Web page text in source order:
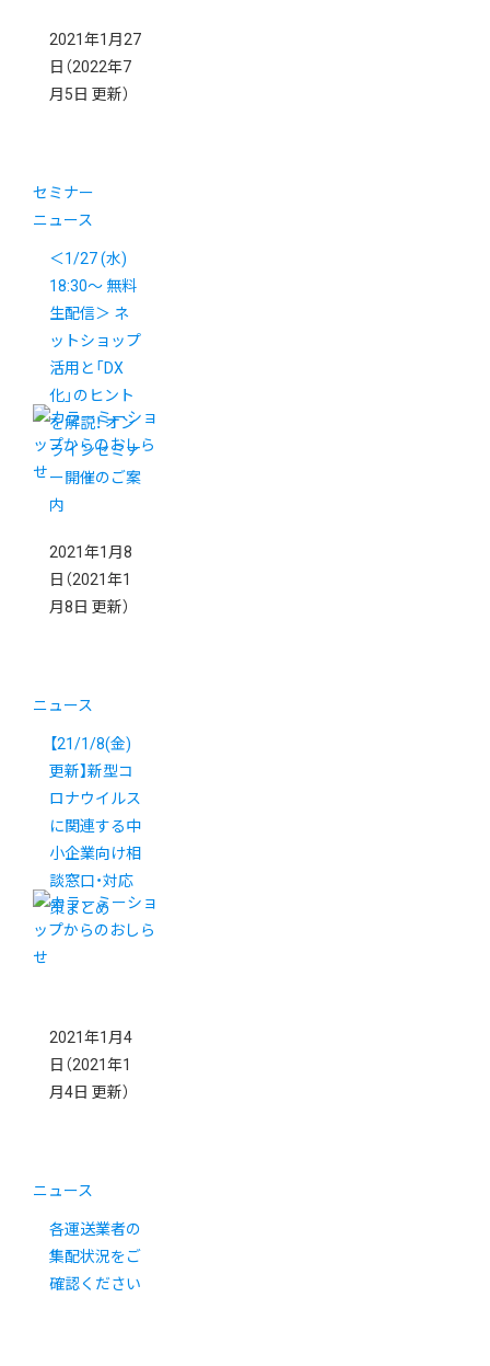
2021年1月27
日 （2022年7
月5日 更新）
セミナー
ニュース
＜1/27 (水)
18:30～ 無料
生配信＞ ネ
ットショップ
活用と「DX
化」のヒント
を解説！ オン
ラインセミナ
ー開催のご案
内
2021年1月8
日 （2021年1
月8日 更新）
ニュース
【21/1/8(金)
更新】新型コ
ロナウイルス
に関連する中
小企業向け相
談窓口・対応
策まとめ
2021年1月4
日 （2021年1
月4日 更新）
ニュース
各運送業者の
集配状況をご
確認ください